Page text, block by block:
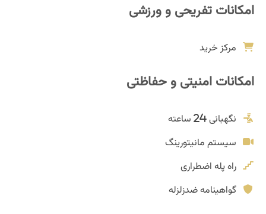
امکانات تفریحی و ورزشی
مرکز خرید
امکانات امنیتی و حفاظتی
نگهبانی 24 ساعته
سیستم مانیتورینگ
راه پله اضطراری
گواهینامه ضدزلزله